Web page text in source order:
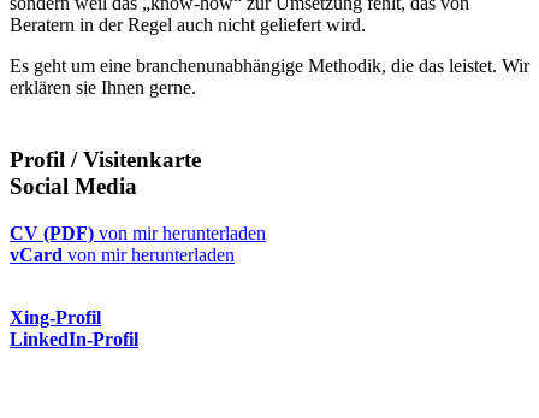
Beratern in der Regel auch nicht geliefert wird.
Es geht um eine branchenunabhängige Methodik, die das leistet. Wir
erklären sie Ihnen gerne.
Profil / Visitenkarte
Social Media
CV (PDF) von mir herunterladen
vCard von mir herunterladen
Xing-Profil
LinkedIn-Profil